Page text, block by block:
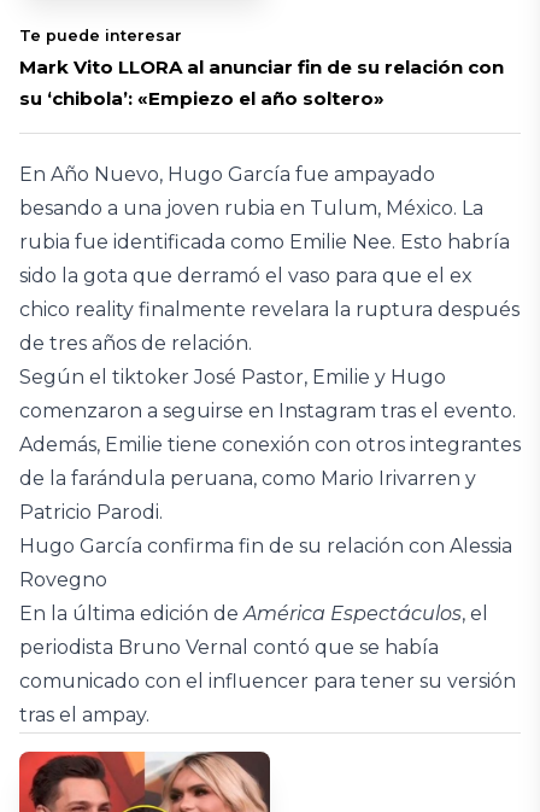
Te puede interesar
Mark Vito LLORA al anunciar fin de su relación con
su ‘chibola’: «Empiezo el año soltero»
En Año Nuevo, Hugo García fue ampayado
besando a una joven rubia en Tulum, México. La
rubia fue identificada como Emilie Nee. Esto habría
sido la gota que derramó el vaso para que el ex
chico reality finalmente revelara la ruptura después
de tres años de relación.
Según el tiktoker José Pastor, Emilie y Hugo
comenzaron a seguirse en Instagram tras el evento.
Además, Emilie tiene conexión con otros integrantes
de la farándula peruana, como Mario Irivarren y
Patricio Parodi.
Hugo García confirma fin de su relación con Alessia
Rovegno
En la última edición deAmérica Espectáculos, el
periodista Bruno Vernal contó que se había
comunicado con el influencer para tener su versión
tras el ampay.